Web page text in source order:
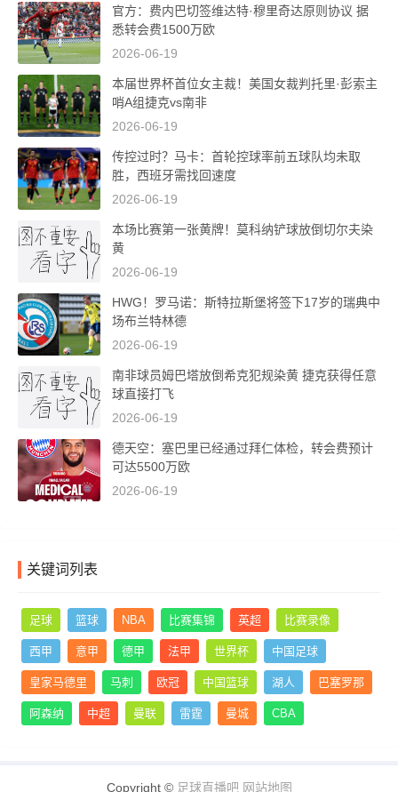
官方：费内巴切签维达特·穆里奇达原则协议 据
悉转会费1500万欧
2026-06-19
本届世界杯首位女主裁！美国女裁判托里·彭索主
哨A组捷克vs南非
2026-06-19
传控过时？马卡：首轮控球率前五球队均未取
胜，西班牙需找回速度
2026-06-19
本场比赛第一张黄牌！莫科纳铲球放倒切尔夫染
黄
2026-06-19
HWG！罗马诺：斯特拉斯堡将签下17岁的瑞典中
场布兰特林德
2026-06-19
南非球员姆巴塔放倒希克犯规染黄 捷克获得任意
球直接打飞
2026-06-19
德天空：塞巴里已经通过拜仁体检，转会费预计
可达5500万欧
2026-06-19
关键词列表
足球 篮球 NBA 比赛集锦 英超 比赛录像
西甲 意甲 德甲 法甲 世界杯 中国足球
皇家马德里 马刺 欧冠 中国篮球 湖人 巴塞罗那
阿森纳 中超 曼联 雷霆 曼城 CBA
Copyright © 足球直播吧 网站地图